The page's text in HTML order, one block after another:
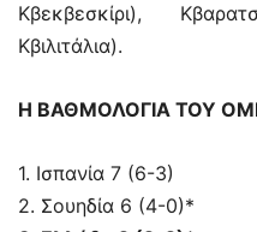
Κβεκβεσκίρι),
Κβιλιτάλια).
Η ΒΑΘΜΟΛΟΓΙΑ ΤΟΥ
1. Ισπανία 7 (6-3)
2. Σουηδία 6 (4-0)*